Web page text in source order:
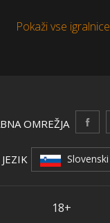
Pokaži vse igralnice
OMREŽJA
JEZIK Slovenski
18+